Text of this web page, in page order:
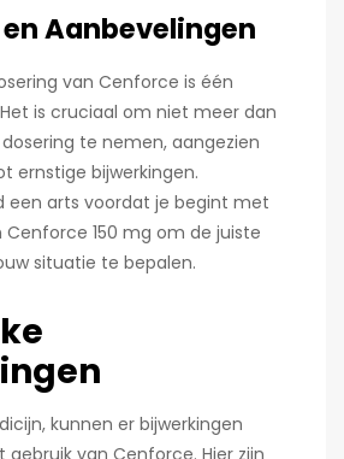
Aanbevelingen
van Cenforce is één
is cruciaal om niet meer dan
te nemen, aangezien
ernstige bijwerkingen.
een arts voordat je begint met
150 mg om de juiste
situatie te bepalen.
kunnen er bijwerkingen